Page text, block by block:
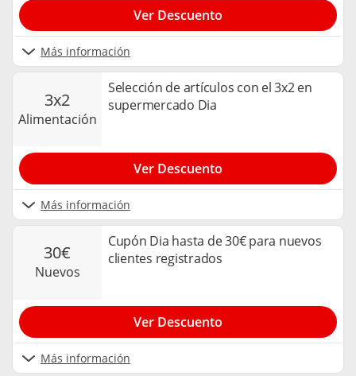
Más información
Ver Descuento
3x2
alimentación
Selección de artículos con el 3x2 en
supermercado Dia
Más información
Ver Descuento
30€
nuevos
Cupón Dia hasta de 30€ para nuevos
clientes registrados
Más información
Ver Descuento